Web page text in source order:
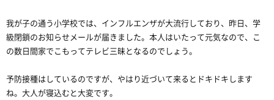
我が子の通う小学校では、インフルエンザが大流行しており、昨日、学
級閉鎖のお知らせメールが届きました。本人はいたって元気なので、こ
の数日間家でこもってテレビ三昧となるのでしょう。
予防接種はしているのですが、やはり近づいて来るとドキドキします
ね。大人が寝込むと大変です。